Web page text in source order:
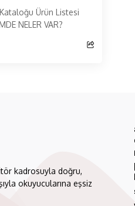
Ürün Listesi
NELER VAR?
kadrosuyla doğru,
okuyucularına eşsiz